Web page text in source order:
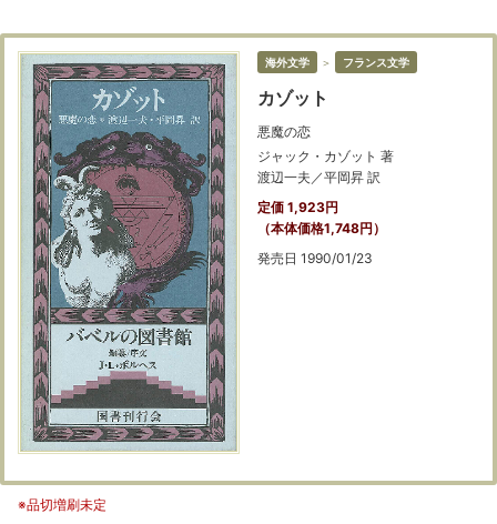
海外文学 ＞ フランス文学
カゾット
悪魔の恋
ジャック・カゾット 著
渡辺一夫／平岡昇 訳
定価 1,923円
（本体価格1,748円）
発売日 1990/01/23
※品切増刷未定